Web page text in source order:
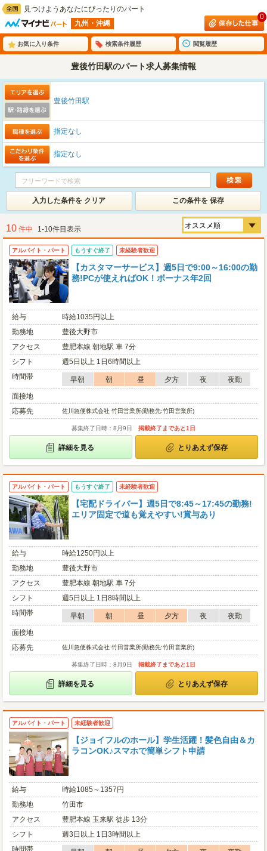
見つけようあなたにぴったりのパート
九州・沖縄
0
お気に入り条件 検索条件履歴 閲覧履歴
豊後竹田駅のパート求人募集情報
豊後竹田駅
指定なし
指定なし
入力した条件を クリア この条件を 保存
10 件中 1-10件目表示
アルバイト・パート もうすぐ終了 未経験者歓迎
【カスタマーサービス】週5日で9:00～16:00の勤
務!PCが使えればOK！ボーナス年2回
給与
時給1035円以上
勤務地
豊後大野市
アクセス
豊肥本線 朝地駅 車 7分
シフト
週5日以上 1日6時間以上
時間帯
早朝 朝 昼 夕方 夜
夜勤
面接地
応募先
佐川急便株式会社 竹田営業所(勤務先:竹田営業所)
募集終了日時：8月9日 掲載終了まであと1日
詳細を見る とりあえず保存
アルバイト・パート もうすぐ終了 未経験者歓迎
【宅配ドライバー】週5日で8:45～17:45の勤務!
エリア固定で道も覚えやすい!賞与あり
給与
時給1250円以上
勤務地
豊後大野市
アクセス
豊肥本線 朝地駅 車 7分
シフト
週5日以上 1日8時間以上
時間帯
早朝 朝 昼 夕方 夜
夜勤
面接地
応募先
佐川急便株式会社 竹田営業所(勤務先:竹田営業所)
募集終了日時：8月9日 掲載終了まであと1日
詳細を見る とりあえず保存
アルバイト・パート 未経験者歓迎
【ジョイフルのホール】学生活躍！髪色自由＆カ
ラコンOK♪スマホで簡単シフト申請
給与
時給1085～1357円
勤務地
竹田市
アクセス
豊肥本線 玉来駅 徒歩 13分
シフト
週3日以上 1日3時間以上
時間帯